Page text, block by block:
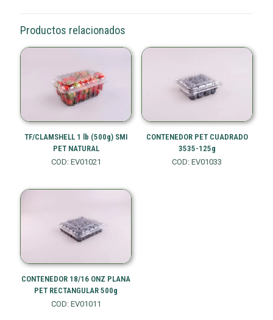
Productos relacionados
TF/CLAMSHELL 1 lb (500g) SMI
PET NATURAL
COD: EV01021
CONTENEDOR PET CUADRADO
3535-125g
COD: EV01033
CONTENEDOR 18/16 ONZ PLANA
PET RECTANGULAR 500g
COD: EV01011